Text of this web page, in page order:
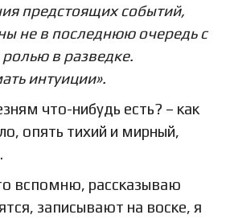
предстоящих событий,
не в последнюю очередь с
в разведке.
интуиции».
что-нибудь есть? – как
опять тихий и мирный,
вспомню, рассказываю
записывают на воске, я